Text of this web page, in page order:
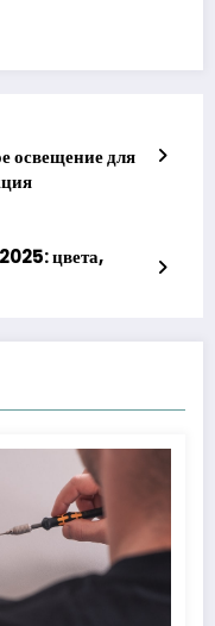
освещение для
цвета,